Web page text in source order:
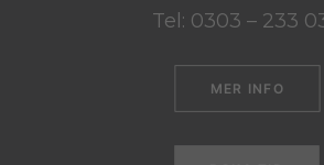
Tel: 0303 – 233
MER INFO